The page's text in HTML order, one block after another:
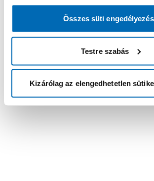
Összes süti
Testre szabás
Kizárólag az elengedhetetlen